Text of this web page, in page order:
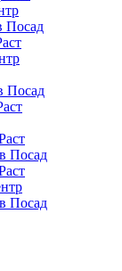
Посад
Посад
Посад
Посад